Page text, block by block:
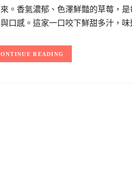
。香氣濃郁、色澤鮮豔的草莓，
口感。這家一口咬下鮮甜多汁，
READING